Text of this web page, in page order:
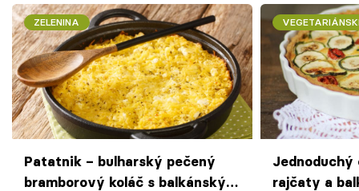
ZELENINA
Patatnik – bulharský pečený
bramborový koláč s balkánským
rajčaty a